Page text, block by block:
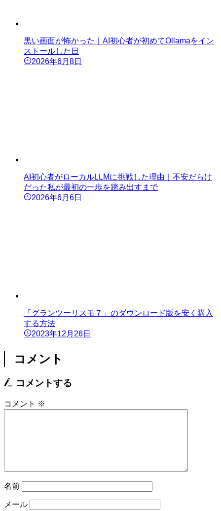
黒い画面が怖かった｜AI初心者が初めてOllamaをイン
ストールした日
2026年6月8日
AI初心者がローカルLLMに挑戦した理由｜不安だらけ
だった私が最初の一歩を踏み出すまで
2026年6月6日
「グランツーリスモ７」のダウンロード版を安く購入
する方法
2023年12月26日
コメント
コメントする
コメント ※
名前
メール